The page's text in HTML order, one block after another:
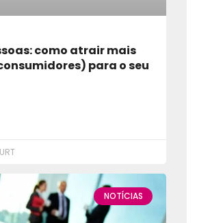
como atrair mais
para o seu
NOTÍCIAS